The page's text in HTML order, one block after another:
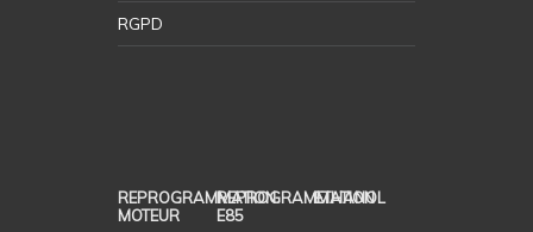
RGPD
REPROGRAMMATION
MOTEUR
REPROGRAMMATION
E85
ETHANOL